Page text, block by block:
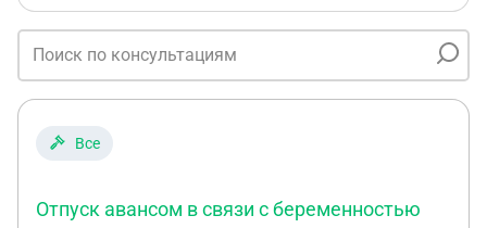
Все
Отпуск авансом в связи с беременностью